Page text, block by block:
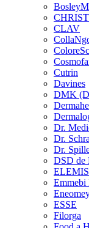
CLAV
Cutrin
Davines
DMK
Dr.
Dr.
Dr.
DSD de
ELEMIS
Emmebi
ESSE
Filorga